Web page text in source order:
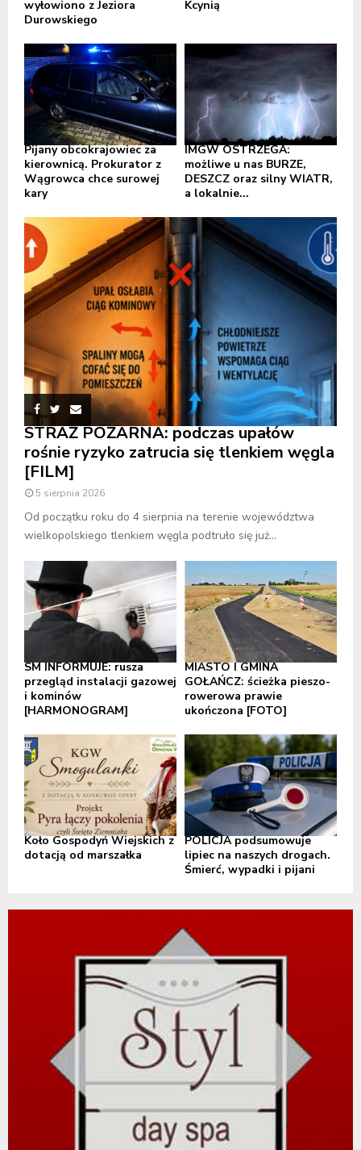
wyłowiono z Jeziora
Durowskiego
Kcynią
Pijany obcokrajowiec za
kierownicą. Prokurator z
Wągrowca chce surowej
kary
IMGW OSTRZEGA:
możliwe u nas BURZE,
DESZCZ oraz silny WIATR,
a lokalnie...
STRAŻ POŻARNA: podczas upałów
rośnie ryzyko zatrucia się tlenkiem węgla
[FILM]
5 sierpnia 2026
Od początku roku do 4 sierpnia na terenie województwa
wielkopolskiego tlenkiem węgla podtruło się już...
SM INFORMUJE: rusza
przegląd instalacji gazowej
i kominów
[HARMONOGRAM]
MIASTO I GMINA
GOŁAŃCZ: ścieżka pieszo-
rowerowa prawie
ukończona [FOTO]
Koło Gospodyń Wiejskich z
dotacją od marszałka
POLICJA podsumowuje
lipiec na naszych drogach.
Śmierć, wypadki i pijani